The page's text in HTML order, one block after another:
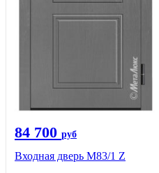
84 700 руб
Входная дверь M83/1 Z